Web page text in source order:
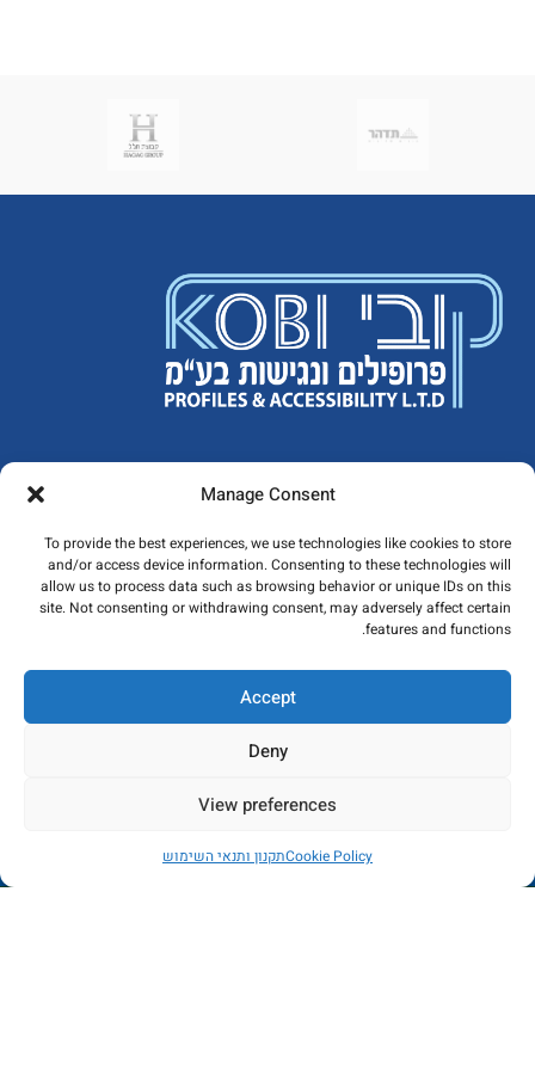
Manage Consent
To provide the best experiences, we use technologies like cookies to store
and/or access device information. Consenting to these technologies will
allow us to process data such as browsing behavior or unique IDs on this
site. Not consenting or withdrawing consent, may adversely affect certain
features and functions.
Accept
Deny
View preferences
Cookie Policyתקנון ותנאי השימוש
ותשלום יבוצע, הכסף יוחזר באופן מיידי. עמכם הסליחה
ייבוא ושיווק פרופילי אלומיניום, פליז ונירוסטה ומתן פתרונות גמר מתקדמים
לענף הבניה
אזור תעשייה נוף הארץ, כפר קאסם
המוצרים שלנו